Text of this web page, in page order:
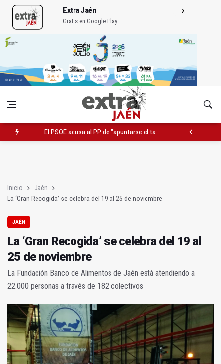
Extra Jaén
Gratis en Google Play
El PSOE acusa al PP de "apuntarse el tanto" de los datos de
Inicio
Jaén
La ‘Gran Recogida’ se celebra del 19 al 25 de noviembre
JAÉN
La ‘Gran Recogida’ se celebra del 19 al
25 de noviembre
La Fundación Banco de Alimentos de Jaén está atendiendo a
22.000 personas a través de 182 colectivos